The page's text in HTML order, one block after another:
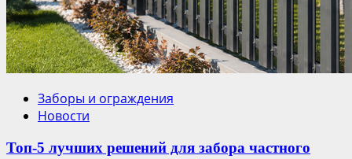
Заборы и ограждения
Новости
Топ-5 лучших решений для забора частного